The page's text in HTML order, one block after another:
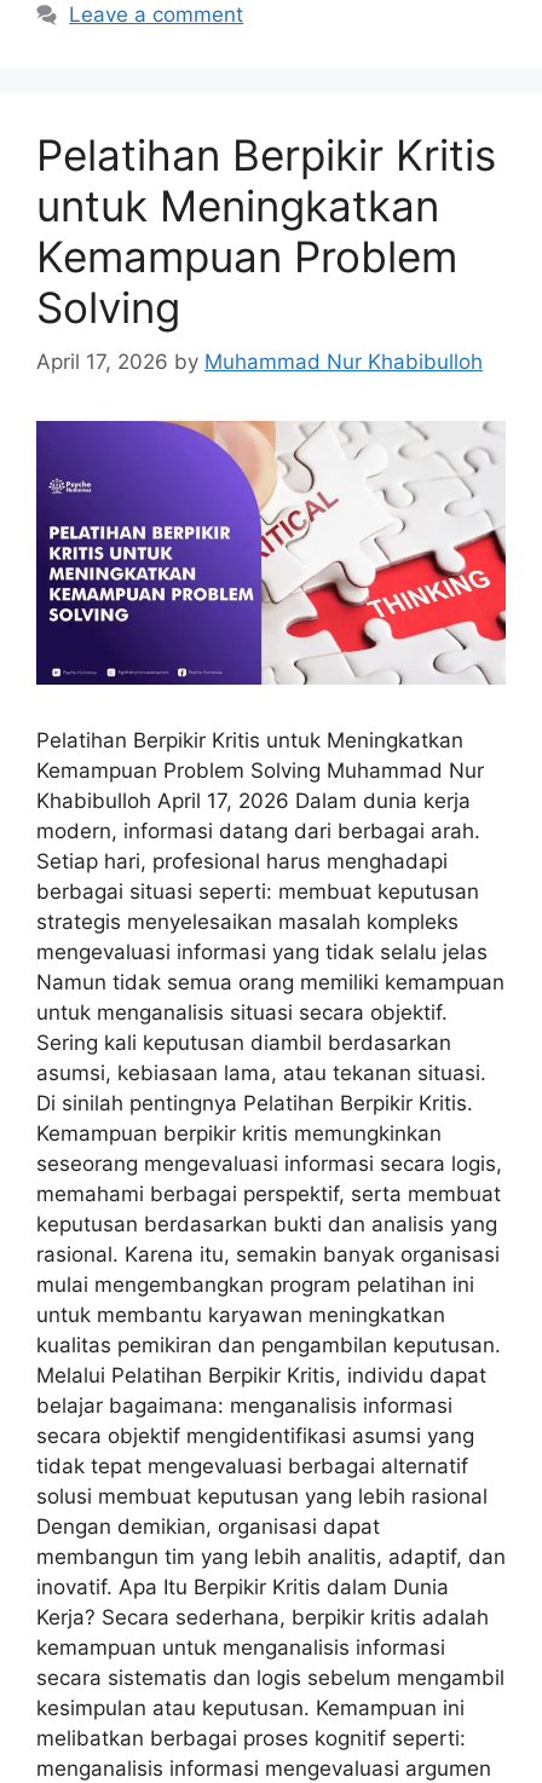
Leave a comment
Pelatihan Berpikir Kritis
untuk Meningkatkan
Kemampuan Problem
Solving
April 17, 2026 by Muhammad Nur Khabibulloh
Pelatihan Berpikir Kritis untuk Meningkatkan
Kemampuan Problem Solving Muhammad Nur
Khabibulloh April 17, 2026 Dalam dunia kerja
modern, informasi datang dari berbagai arah.
Setiap hari, profesional harus menghadapi
berbagai situasi seperti: membuat keputusan
strategis menyelesaikan masalah kompleks
mengevaluasi informasi yang tidak selalu jelas
Namun tidak semua orang memiliki kemampuan
untuk menganalisis situasi secara objektif.
Sering kali keputusan diambil berdasarkan
asumsi, kebiasaan lama, atau tekanan situasi.
Di sinilah pentingnya Pelatihan Berpikir Kritis.
Kemampuan berpikir kritis memungkinkan
seseorang mengevaluasi informasi secara logis,
memahami berbagai perspektif, serta membuat
keputusan berdasarkan bukti dan analisis yang
rasional. Karena itu, semakin banyak organisasi
mulai mengembangkan program pelatihan ini
untuk membantu karyawan meningkatkan
kualitas pemikiran dan pengambilan keputusan.
Melalui Pelatihan Berpikir Kritis, individu dapat
belajar bagaimana: menganalisis informasi
secara objektif mengidentifikasi asumsi yang
tidak tepat mengevaluasi berbagai alternatif
solusi membuat keputusan yang lebih rasional
Dengan demikian, organisasi dapat
membangun tim yang lebih analitis, adaptif, dan
inovatif. Apa Itu Berpikir Kritis dalam Dunia
Kerja? Secara sederhana, berpikir kritis adalah
kemampuan untuk menganalisis informasi
secara sistematis dan logis sebelum mengambil
kesimpulan atau keputusan. Kemampuan ini
melibatkan berbagai proses kognitif seperti:
menganalisis informasi mengevaluasi argumen